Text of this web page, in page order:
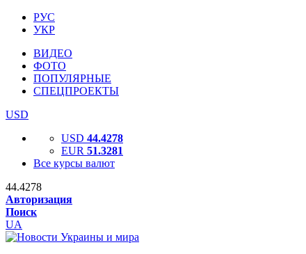
РУС
УКР
ВИДЕО
ФОТО
ПОПУЛЯРНЫЕ
СПЕЦПРОЕКТЫ
USD
USD 44.4278
EUR 51.3281
Все курсы валют
44.4278
Авторизация
Поиск
UA